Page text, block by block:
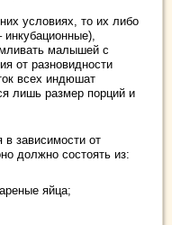
условиях, то их либо
малышей с
от разновидности
всех индюшат
лишь размер порций и
зависимости от
должно состоять из:
яйца;